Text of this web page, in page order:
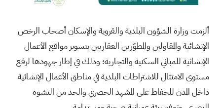
ألزمت وزارة الشؤون البلدية والقروية والإسكان أصحاب الرخص
الإنشائية والمقاولين والمطوّرين العقاريين بتسوير مواقع الأعمال
الإنشائية للمباني السكنية والتجارية؛ وذلك في إطار جهودها لرفع
مستوى الامتثال للاشتراطات البلدية في مناطق الأعمال الإنشائية
داخل المدن للحفاظ على المشهد الحضري والحد من التشوه